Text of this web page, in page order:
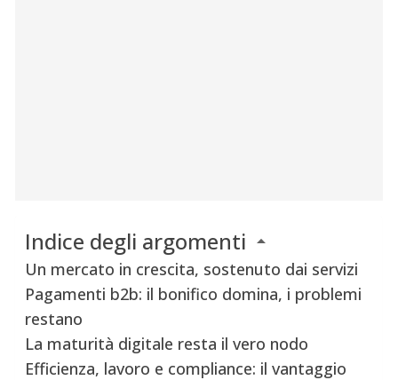
Indice degli argomenti
Un mercato in crescita, sostenuto dai servizi
Pagamenti b2b: il bonifico domina, i problemi
restano
La maturità digitale resta il vero nodo
Efficienza, lavoro e compliance: il vantaggio